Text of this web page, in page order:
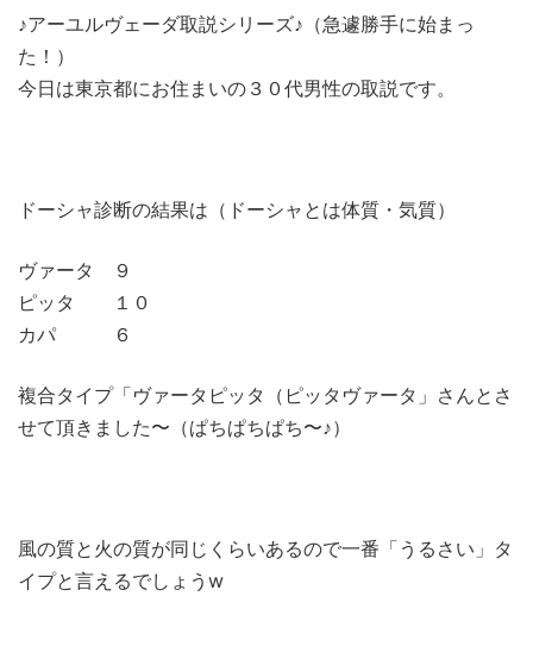
♪アーユルヴェーダ取説シリーズ♪（急遽勝手に始まっ
た！）
今日は東京都にお住まいの３０代男性の取説です。
ドーシャ診断の結果は（ドーシャとは体質・気質）
ヴァータ ９
ピッタ １０
カパ ６
複合タイプ「ヴァータピッタ（ピッタヴァータ」さんとさ
せて頂きました〜（ぱちぱちぱち〜♪）
風の質と火の質が同じくらいあるので一番「うるさい」タ
イプと言えるでしょうw